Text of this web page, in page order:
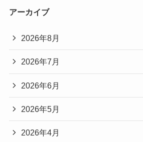
アーカイブ
2026年8月
2026年7月
2026年6月
2026年5月
2026年4月